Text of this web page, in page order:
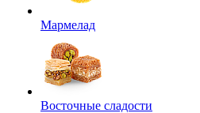
Мармелад
Восточные сладости